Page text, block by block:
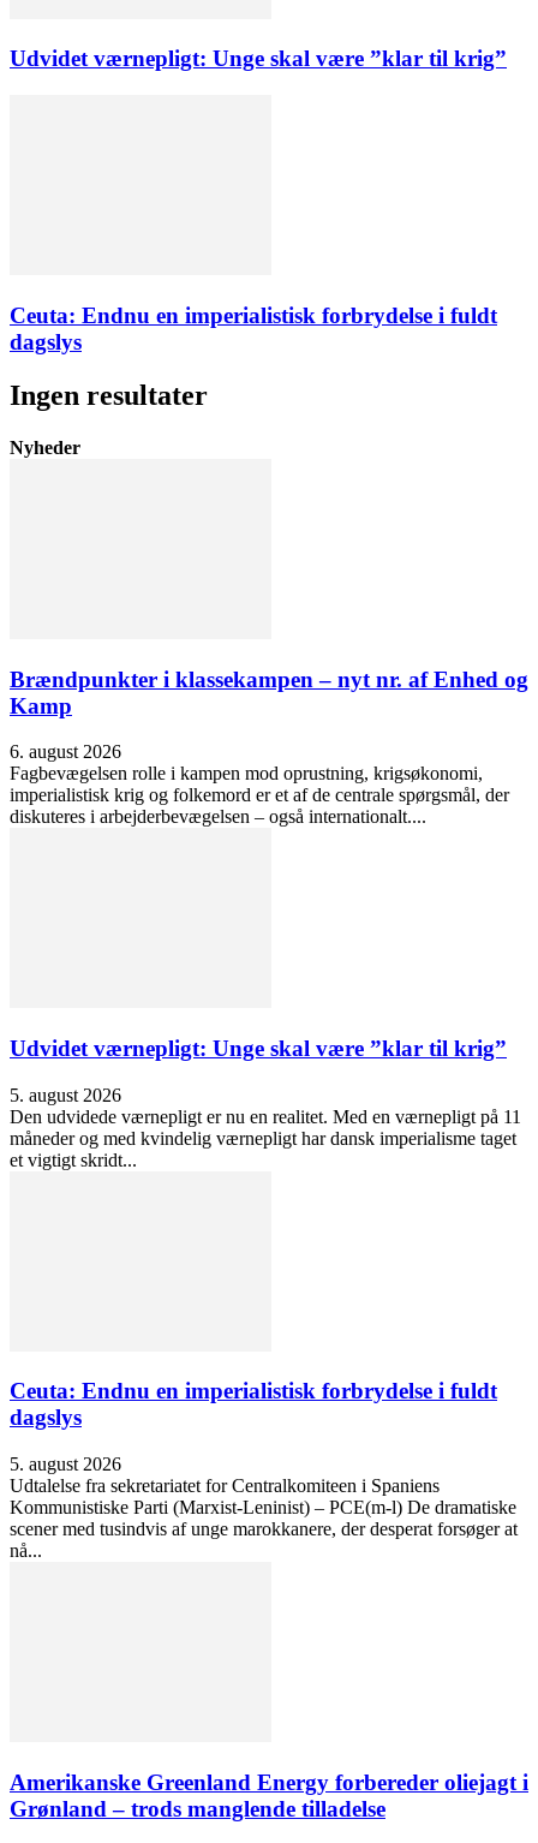
Udvidet værnepligt: Unge skal være ”klar til krig”
Ceuta: Endnu en imperialistisk forbrydelse i fuldt
dagslys
Ingen resultater
Nyheder
Brændpunkter i klassekampen – nyt nr. af Enhed og
Kamp
6. august 2026
Fagbevægelsen rolle i kampen mod oprustning, krigsøkonomi,
imperialistisk krig og folkemord er et af de centrale spørgsmål, der
diskuteres i arbejderbevægelsen – også internationalt....
Udvidet værnepligt: Unge skal være ”klar til krig”
5. august 2026
Den udvidede værnepligt er nu en realitet. Med en værnepligt på 11
måneder og med kvindelig værnepligt har dansk imperialisme taget
et vigtigt skridt...
Ceuta: Endnu en imperialistisk forbrydelse i fuldt
dagslys
5. august 2026
Udtalelse fra sekretariatet for Centralkomiteen i Spaniens
Kommunistiske Parti (Marxist-Leninist) – PCE(m-l) De dramatiske
scener med tusindvis af unge marokkanere, der desperat forsøger at
nå...
Amerikanske Greenland Energy forbereder oliejagt i
Grønland – trods manglende tilladelse